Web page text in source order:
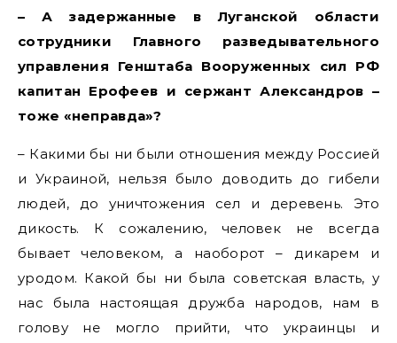
– А задержанные в Луганской области
сотрудники Главного разведывательного
управления Генштаба Вооруженных сил РФ
капитан Ерофеев и сержант Александров –
тоже «неправда»?
– Какими бы ни были отношения между Россией
и Украиной, нельзя было доводить до гибели
людей, до уничтожения сел и деревень. Это
дикость. К сожалению, человек не всегда
бывает человеком, а наоборот – дикарем и
уродом. Какой бы ни была советская власть, у
нас была настоящая дружба народов, нам в
голову не могло прийти, что украинцы и